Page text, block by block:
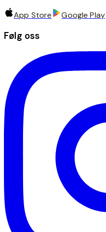
App Store Google Play
Følg oss